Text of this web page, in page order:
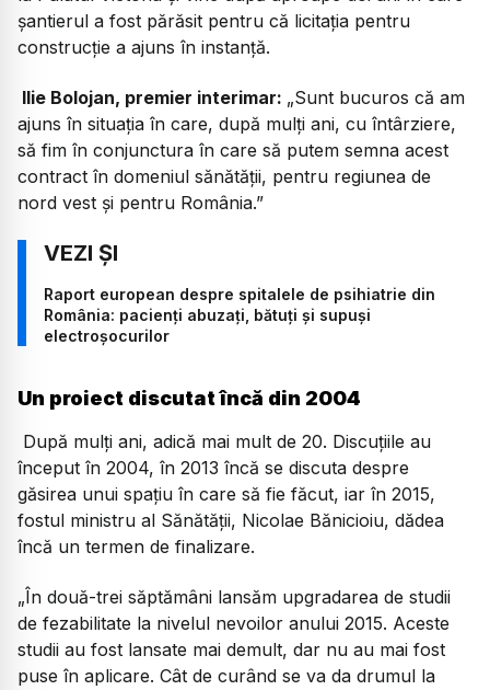
șantierul a fost părăsit pentru că licitația pentru
construcție a ajuns în instanță.
Ilie Bolojan, premier interimar: „Sunt bucuros că am
ajuns în situația în care, după mulți ani, cu întârziere,
să fim în conjunctura în care să putem semna acest
contract în domeniul sănătății, pentru regiunea de
nord vest și pentru România.”
Raport european despre spitalele de psihiatrie din
România: pacienți abuzați, bătuți și supuși
electroșocurilor
Un proiect discutat încă din 2004
După mulți ani, adică mai mult de 20. Discuțiile au
început în 2004, în 2013 încă se discuta despre
găsirea unui spațiu în care să fie făcut, iar în 2015,
fostul ministru al Sănătății, Nicolae Bănicioiu, dădea
încă un termen de finalizare.
„În două-trei săptămâni lansăm upgradarea de studii
de fezabilitate la nivelul nevoilor anului 2015. Aceste
studii au fost lansate mai demult, dar nu au mai fost
puse în aplicare. Cât de curând se va da drumul la